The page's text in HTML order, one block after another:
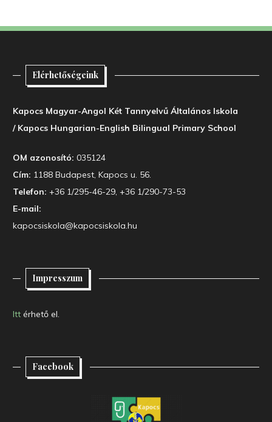
Elérhetőségeink
Kapocs Magyar-Angol Két Tannyelvű Általános Iskola
/ Kapocs Hungarian-English Bilingual Primary School
OM azonosító: 035124
Cím: 1188 Budapest, Kapocs u. 56.
Telefon: +36 1/295-46-29, +36 1/290-73-53
E-mail:
kapocsiskola@kapocsiskola.hu
Impresszum
Itt érhető el.
Facebook